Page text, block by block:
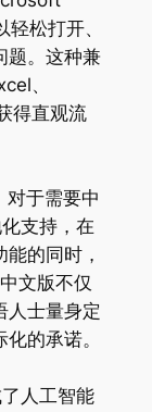
松打开、
题。这种兼
、
得直观流
于需要中
支持，在
的同时，
文版不仅
人士量身定
的承诺。
人工智能